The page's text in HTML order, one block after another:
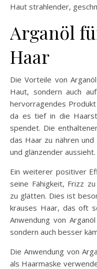
Haut strahlender,
Arganöl
Haar
Die Vorteile von
Haut, sondern auch
hervorragendes
da es tief in die
spendet. Die
das Haar zu nähren
und glänzender aussieht.
Ein weiterer positiver
seine Fähigkeit, Frizz
zu glätten. Dies ist
krauses Haar, das oft
Anwendung von
sondern auch besser
Die Anwendung von
als Haarmaske